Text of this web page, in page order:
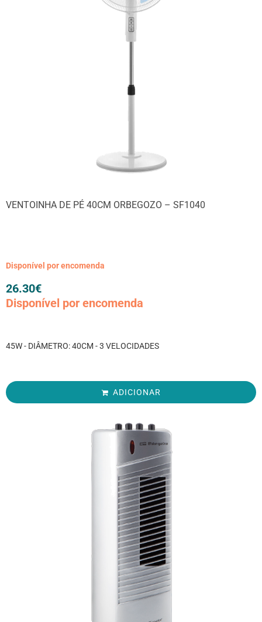
VENTOINHA DE PÉ 40CM ORBEGOZO – SF1040
Disponível por encomenda
26.30€
Disponível por encomenda
45W - DIÂMETRO: 40CM - 3 VELOCIDADES
ADICIONAR